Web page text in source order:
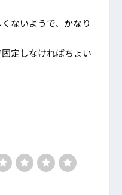
ないようで、かなり
定しなければちょい